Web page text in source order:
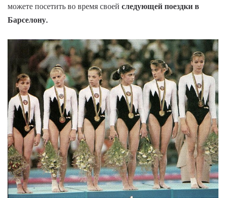
можете посетить во время своей следующей поездки в
Барселону.